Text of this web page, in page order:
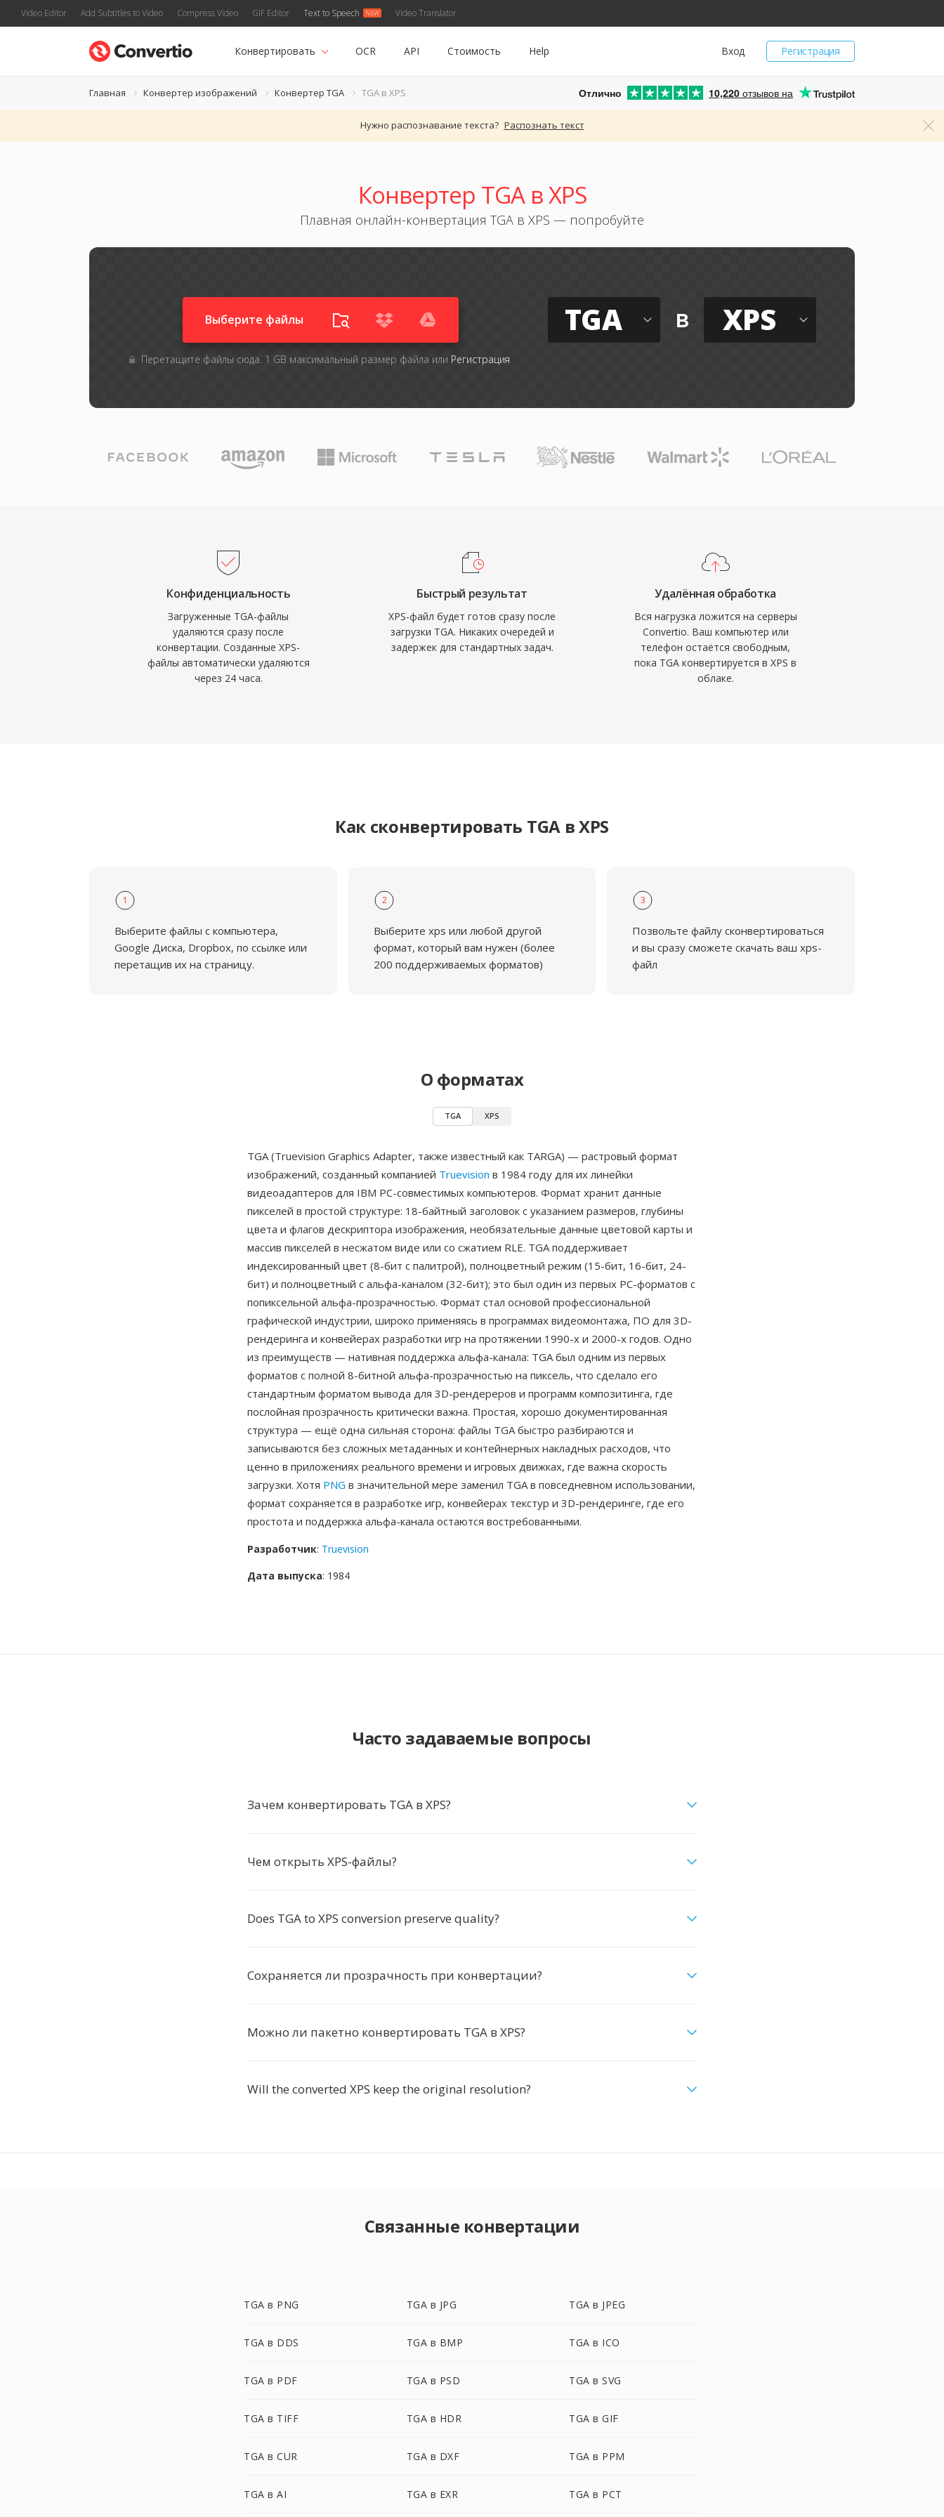
Video Editor Add Subtitles to Video Compress Video GIF Editor Text to Speech Video Translator
Регистрация
Вход
Конвертировать OCR API Стоимость Help
Главная Конвертер изображений Конвертер TGA TGA в XPS Отлично 10,220 отзывов на
Нужно распознавание текста? Распознать текст
Конвертер TGA в XPS
Плавная онлайн-конвертация TGA в XPS — попробуйте
Выберите файлы
Перетащите файлы сюда. 1 GB максимальный размер файла или Регистрация
TGA в XPS
Конфиденциальность
Загруженные TGA-файлы
удаляются сразу после
конвертации. Созданные XPS-
файлы автоматически удаляются
через 24 часа.
Быстрый результат
XPS-файл будет готов сразу после
загрузки TGA. Никаких очередей и
задержек для стандартных задач.
Удалённая обработка
Вся нагрузка ложится на серверы
Convertio. Ваш компьютер или
телефон остаётся свободным,
пока TGA конвертируется в XPS в
облаке.
Как сконвертировать TGA в XPS
1
Выберите файлы с компьютера,
Google Диска, Dropbox, по ссылке или
перетащив их на страницу.
2
Выберите xps или любой другой
формат, который вам нужен (более
200 поддерживаемых форматов)
3
Позвольте файлу сконвертироваться
и вы сразу сможете скачать ваш xps-
файл
О форматах
TGA XPS
TGA (Truevision Graphics Adapter, также известный как TARGA) — растровый формат
изображений, созданный компанией Truevision в 1984 году для их линейки
видеоадаптеров для IBM PC-совместимых компьютеров. Формат хранит данные
пикселей в простой структуре: 18-байтный заголовок с указанием размеров, глубины
цвета и флагов дескриптора изображения, необязательные данные цветовой карты и
массив пикселей в несжатом виде или со сжатием RLE. TGA поддерживает
индексированный цвет (8-бит с палитрой), полноцветный режим (15-бит, 16-бит, 24-
бит) и полноцветный с альфа-каналом (32-бит); это был один из первых PC-форматов с
попиксельной альфа-прозрачностью. Формат стал основой профессиональной
графической индустрии, широко применяясь в программах видеомонтажа, ПО для 3D-
рендеринга и конвейерах разработки игр на протяжении 1990-х и 2000-х годов. Одно
из преимуществ — нативная поддержка альфа-канала: TGA был одним из первых
форматов с полной 8-битной альфа-прозрачностью на пиксель, что сделало его
стандартным форматом вывода для 3D-рендереров и программ композитинга, где
послойная прозрачность критически важна. Простая, хорошо документированная
структура — ещё одна сильная сторона: файлы TGA быстро разбираются и
записываются без сложных метаданных и контейнерных накладных расходов, что
ценно в приложениях реального времени и игровых движках, где важна скорость
загрузки. Хотя PNG в значительной мере заменил TGA в повседневном использовании,
формат сохраняется в разработке игр, конвейерах текстур и 3D-рендеринге, где его
простота и поддержка альфа-канала остаются востребованными.
Разработчик: Truevision
Дата выпуска: 1984
Часто задаваемые вопросы
Зачем конвертировать TGA в XPS?
Чем открыть XPS-файлы?
Does TGA to XPS conversion preserve quality?
Сохраняется ли прозрачность при конвертации?
Можно ли пакетно конвертировать TGA в XPS?
Will the converted XPS keep the original resolution?
Связанные конвертации
TGA в PNG TGA в JPG TGA в JPEG
TGA в DDS TGA в BMP TGA в ICO
TGA в PDF TGA в PSD TGA в SVG
TGA в TIFF TGA в HDR TGA в GIF
TGA в CUR TGA в DXF TGA в PPM
TGA в AI TGA в EXR TGA в PCT